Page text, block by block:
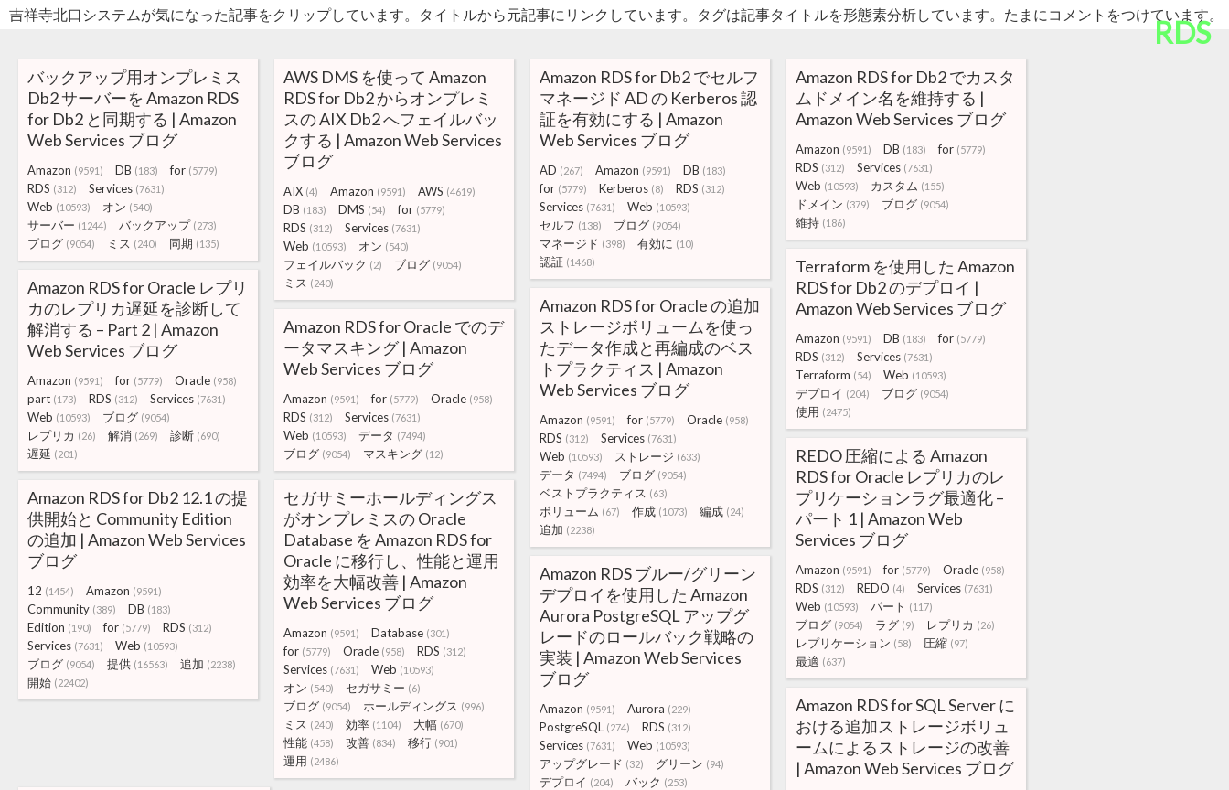
吉祥寺北口システムが気になった記事をクリップしています。タイトルから元記事にリンクしています。タグは記事タイトルを形態素分析しています。たまにコメントをつけています。
RDS
バックアップ用オンプレミス
Db2 サーバーを Amazon RDS
for Db2 と同期する | Amazon
Web Services ブログ
Amazon (9591) DB (183) for (5779)
RDS (312) Services (7631)
Web (10593) オン (540)
サーバー (1244) バックアップ (273)
ブログ (9054) ミス (240) 同期 (135)
AWS DMS を使って Amazon
RDS for Db2 からオンプレミ
スの AIX Db2 へフェイルバッ
クする | Amazon Web Services
ブログ
AIX (4) Amazon (9591) AWS (4619)
DB (183) DMS (54) for (5779)
RDS (312) Services (7631)
Web (10593) オン (540)
フェイルバック (2) ブログ (9054)
ミス (240)
Amazon RDS for Db2 でセルフ
マネージド AD の Kerberos 認
証を有効にする | Amazon
Web Services ブログ
AD (267) Amazon (9591) DB (183)
for (5779) Kerberos (8) RDS (312)
Services (7631) Web (10593)
セルフ (138) ブログ (9054)
マネージド (398) 有効に (10)
認証 (1468)
Amazon RDS for Db2 でカスタ
ムドメイン名を維持する |
Amazon Web Services ブログ
Amazon (9591) DB (183) for (5779)
RDS (312) Services (7631)
Web (10593) カスタム (155)
ドメイン (379) ブログ (9054)
維持 (186)
Terraform を使用した Amazon
RDS for Db2 のデプロイ |
Amazon Web Services ブログ
Amazon (9591) DB (183) for (5779)
RDS (312) Services (7631)
Terraform (54) Web (10593)
デプロイ (204) ブログ (9054)
使用 (2475)
Amazon RDS for Oracle レプリ
カのレプリカ遅延を診断して
解消する – Part 2 | Amazon
Web Services ブログ
Amazon (9591) for (5779) Oracle (958)
part (173) RDS (312) Services (7631)
Web (10593) ブログ (9054)
レプリカ (26) 解消 (269) 診断 (690)
遅延 (201)
Amazon RDS for Oracle の追加
ストレージボリュームを使っ
たデータ作成と再編成のベス
トプラクティス | Amazon
Web Services ブログ
Amazon (9591) for (5779) Oracle (958)
RDS (312) Services (7631)
Web (10593) ストレージ (633)
データ (7494) ブログ (9054)
ベストプラクティス (63)
ボリューム (67) 作成 (1073) 編成 (24)
追加 (2238)
Amazon RDS for Oracle でのデ
ータマスキング | Amazon
Web Services ブログ
Amazon (9591) for (5779) Oracle (958)
RDS (312) Services (7631)
Web (10593) データ (7494)
ブログ (9054) マスキング (12)
REDO 圧縮による Amazon
RDS for Oracle レプリカのレ
プリケーションラグ最適化 –
パート 1 | Amazon Web
Services ブログ
Amazon (9591) for (5779) Oracle (958)
RDS (312) REDO (4) Services (7631)
Web (10593) パート (117)
ブログ (9054) ラグ (9) レプリカ (26)
レプリケーション (58) 圧縮 (97)
最適 (637)
Amazon RDS for Db2 12.1 の提
供開始と Community Edition
の追加 | Amazon Web Services
ブログ
12 (1454) Amazon (9591)
Community (389) DB (183)
Edition (190) for (5779) RDS (312)
Services (7631) Web (10593)
ブログ (9054) 提供 (16563) 追加 (2238)
開始 (22402)
セガサミーホールディングス
がオンプレミスの Oracle
Database を Amazon RDS for
Oracle に移行し、性能と運用
効率を大幅改善 | Amazon
Web Services ブログ
Amazon (9591) Database (301)
for (5779) Oracle (958) RDS (312)
Services (7631) Web (10593)
オン (540) セガサミー (6)
ブログ (9054) ホールディングス (996)
ミス (240) 効率 (1104) 大幅 (670)
性能 (458) 改善 (834) 移行 (901)
運用 (2486)
Amazon RDS ブルー/グリーン
デプロイを使用した Amazon
Aurora PostgreSQL アップグ
レードのロールバック戦略の
実装 | Amazon Web Services
ブログ
Amazon (9591) Aurora (229)
PostgreSQL (274) RDS (312)
Services (7631) Web (10593)
アップグレード (32) グリーン (94)
デプロイ (204) バック (253)
Amazon RDS for SQL Server に
おける追加ストレージボリュ
ームによるストレージの改善
| Amazon Web Services ブログ